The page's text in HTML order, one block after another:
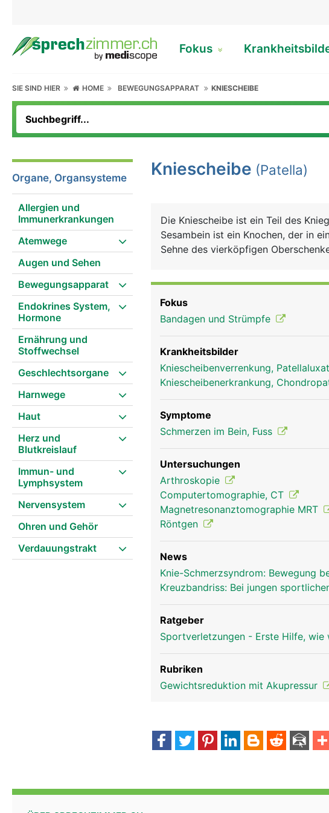
Fokus
SIE SIND HIER HOME BEWEGUNGSAPPARAT KNIESCHEIBE
Organe, Organsysteme
Allergien und
Immunerkrankungen
Atemwege
Augen und Sehen
Bewegungsapparat
Endokrines System,
Hormone
Ernährung und
Stoffwechsel
Geschlechtsorgane
Harnwege
Haut
Herz und
Blutkreislauf
Immun- und
Lymphsystem
Nervensystem
Ohren und Gehör
Verdauungstrakt
Kniescheibe (Patella)
Die Kniescheibe ist ein Teil des
Sesambein ist ein Knochen, der in
Sehne des vierköpfigen
kann die vordere
strecken.
Kniescheibe Frau
Fokus
Bandagen und Strümpfe
Krankheitsbilder
Kniescheibenverrenkung,
Kniescheibenerkrankung,
Symptome
Schmerzen im Bein, Fuss
Untersuchungen
Arthroskopie
Computertomographie, CT
Magnetresonanztomographie MRT
Röntgen
News
Knie-Schmerzsyndrom: Bewegung
Kreuzbandriss: Bei jungen
Ratgeber
Sportverletzungen - Erste Hilfe,
Rubriken
Gewichtsreduktion mit Akupressur